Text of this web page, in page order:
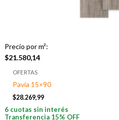
Precio por m²:
$21.580,14
OFERTAS
Pavia 15×90
$28.269,99
6 cuotas sin interés
Transferencia 15% OFF